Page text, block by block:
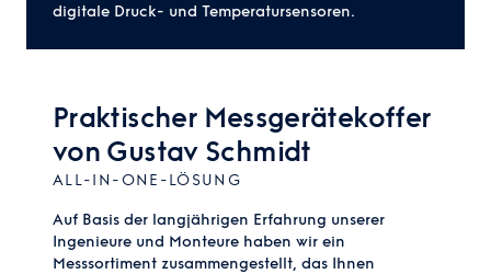
digitale Druck- und Temperatursensoren.
Praktischer Messgerätekoffer
von Gustav Schmidt
ALL-IN-ONE-LÖSUNG
Auf Basis der langjährigen Erfahrung unserer
Ingenieure und Monteure haben wir ein
Messsortiment zusammengestellt, das Ihnen